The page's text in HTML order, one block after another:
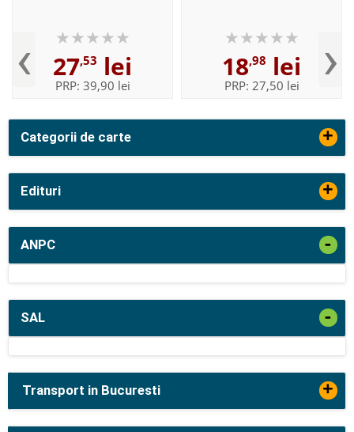
Categorii de carte +
Edituri +
ANPC -
SAL -
‹ 27,53 lei
PRP: 39,90 lei
18,98 lei
PRP: 27,50 lei ›
Transport in Bucuresti +